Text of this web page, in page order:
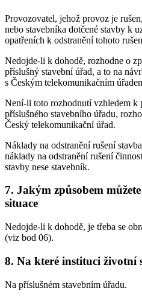
Provozovatel, jehož provoz je
nebo stavebníka dotčené stavby k
opatřeních k odstranění tohoto
Nedojde-li k dohodě, rozhodne o
příslušný stavební úřad, a to na
s Českým telekomunikačním
Není-li toto rozhodnutí vzhledem k
příslušného stavebního úřadu,
Český telekomunikační úřad.
Náklady na odstranění rušení
náklady na odstranění rušení
stavby nese stavebník.
7. Jakým způsobem
situace
Nedojde-li k dohodě, je třeba se
(viz bod 06).
8. Na které instituci životní
Na příslušném stavebním úřadu.